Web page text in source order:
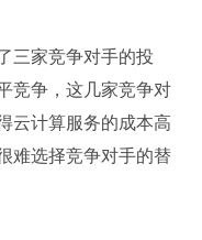
三家竞争对手的投
竞争，这几家竞争对
云计算服务的成本高
难选择竞争对手的替